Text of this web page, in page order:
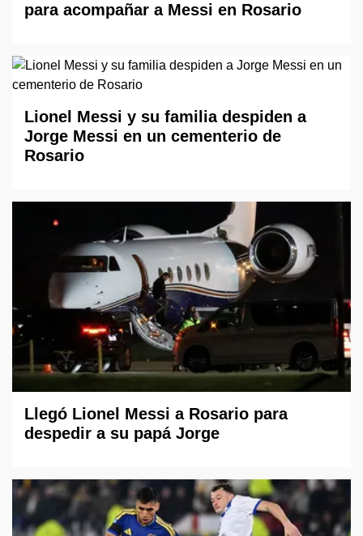
para acompañar a Messi en Rosario
Lionel Messi y su familia despiden a
Jorge Messi en un cementerio de
Rosario
Llegó Lionel Messi a Rosario para
despedir a su papá Jorge